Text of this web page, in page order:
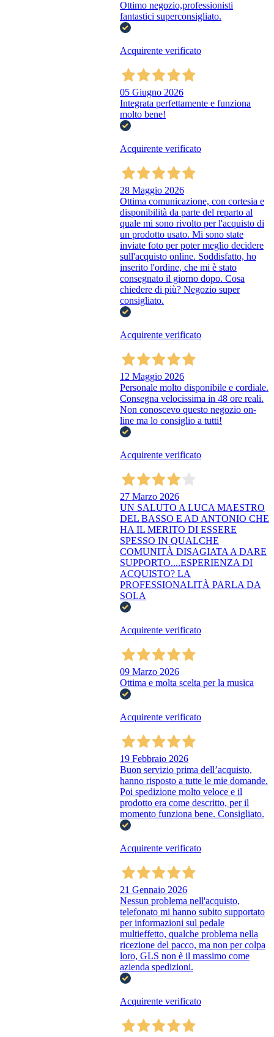
Ottimo negozio,professionisti
fantastici superconsigliato.
Acquirente verificato
05 Giugno 2026
Integrata perfettamente e funziona
molto bene!
Acquirente verificato
28 Maggio 2026
Ottima comunicazione, con cortesia e
disponibilità da parte del reparto al
quale mi sono rivolto per l'acquisto di
un prodotto usato. Mi sono state
inviate foto per poter meglio decidere
sull'acquisto online. Soddisfatto, ho
inserito l'ordine, che mi è stato
consegnato il giorno dopo. Cosa
chiedere di più? Negozio super
consigliato.
Acquirente verificato
12 Maggio 2026
Personale molto disponibile e cordiale.
Consegna velocissima in 48 ore reali.
Non conoscevo questo negozio on-
line ma lo consiglio a tutti!
Acquirente verificato
27 Marzo 2026
UN SALUTO A LUCA MAESTRO
DEL BASSO E AD ANTONIO CHE
HA IL MERITO DI ESSERE
SPESSO IN QUALCHE
COMUNITÀ DISAGIATA A DARE
SUPPORTO....ESPERIENZA DI
ACQUISTO? LA
PROFESSIONALITÀ PARLA DA
SOLA
Acquirente verificato
09 Marzo 2026
Ottima e molta scelta per la musica
Acquirente verificato
19 Febbraio 2026
Buon servizio prima dell’acquisto,
hanno risposto a tutte le mie domande.
Poi spedizione molto veloce e il
prodotto era come descritto, per il
momento funziona bene. Consigliato.
Acquirente verificato
21 Gennaio 2026
Nessun problema nell'acquisto,
telefonato mi hanno subito supportato
per informazioni sul pedale
multieffetto, qualche problema nella
ricezione del pacco, ma non per colpa
loro, GLS non è il massimo come
azienda spedizioni.
Acquirente verificato